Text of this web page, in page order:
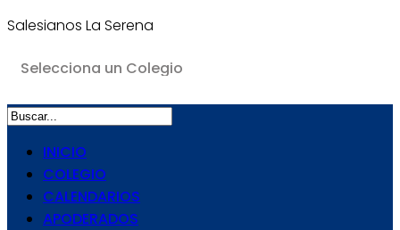
Salesianos La Serena
INICIO
COLEGIO
CALENDARIOS
APODERADOS